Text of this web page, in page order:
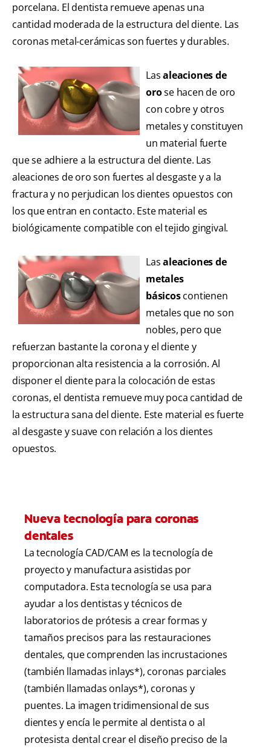
porcelana. El dentista remueve apenas una
cantidad moderada de la estructura del diente. Las
coronas metal-cerámicas son fuertes y durables.
Lasaleaciones de
orose hacen de oro
con cobre y otros
metales y constituyen
un material fuerte
que se adhiere a la estructura del diente. Las
aleaciones de oro son fuertes al desgaste y a la
fractura y no perjudican los dientes opuestos con
los que entran en contacto. Este material es
biológicamente compatible con el tejido gingival.
Lasaleaciones de
metales
básicoscontienen
metales que no son
nobles, pero que
refuerzan bastante la corona y el diente y
proporcionan alta resistencia a la corrosión. Al
disponer el diente para la colocación de estas
coronas, el dentista remueve muy poca cantidad de
la estructura sana del diente. Este material es fuerte
al desgaste y suave con relación a los dientes
opuestos.
Nueva tecnología para coronas
dentales
La tecnología CAD/CAM es la tecnología de
proyecto y manufactura asistidas por
computadora. Esta tecnología se usa para
ayudar a los dentistas y técnicos de
laboratorios de prótesis a crear formas y
tamaños precisos para las restauraciones
dentales, que comprenden las incrustaciones
(también llamadas inlays*), coronas parciales
(también llamadas onlays*), coronas y
puentes. La imagen tridimensional de sus
dientes y encía le permite al dentista o al
protesista dental crear el diseño preciso de la